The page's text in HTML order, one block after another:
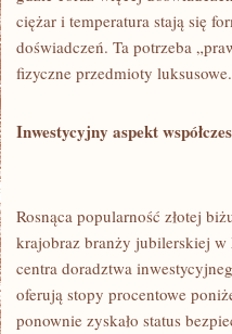
ciężar i temperatura stają się
doświadczeń. Ta potrzeba
fizyczne przedmioty luksusowe.
Inwestycyjny aspekt
Rosnąca popularność złotej
krajobraz branży jubilerskiej w
centra doradztwa
oferują stopy procentowe
ponownie zyskało status